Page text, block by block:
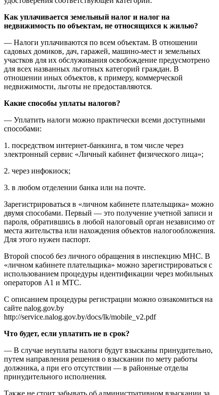
Как уплачивается земельный налог и налог на
недвижимость по объектам, не относящихся к жилью?
— Налоги уплачиваются по всем объектам. В отношении
садовых домиков, дач, гаражей, машино-мест и земельных
участков для их обслуживания освобождение предусмотрено
для всех названных льготных категорий граждан. В
отношении иных объектов, к примеру, коммерческой
недвижимости, льготы не предоставляются.
Какие способы уплаты налогов?
— Уплатить налоги можно практически всеми доступными
способами:
1. посредством интернет-банкинга, в том числе через
электронный сервис «Личный кабинет физического лица»;
2. через инфокиоск;
3. в любом отделении банка или на почте.
Зарегистрироваться в «личном кабинете плательщика» можно
двумя способами. Первый — это получение учетной записи и
пароля, обратившись в любой налоговый орган независимо от
места жительства или нахождения объектов налогообложения.
Для этого нужен паспорт.
Второй способ без личного обращения в инспекцию МНС. В
«личном кабинете плательщика» можно зарегистрироваться с
использованием процедуры идентификации через мобильных
операторов А1 и МТС.
С описанием процедуры регистрации можно ознакомиться на
сайте nalog.gov.by
http://service.nalog.gov.by/docs/lk/mobile_v2.pdf
Что будет, если уплатить не в срок?
— В случае неуплаты налоги будут взысканы принудительно,
путем направления решения о взыскании по мету работы
должника, а при его отсутствии — в районные отделы
принудительного исполнения.
Также не стоит забывать об административном взыскании за